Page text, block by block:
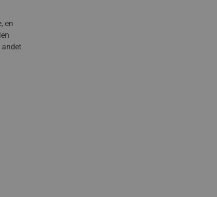
en
andet